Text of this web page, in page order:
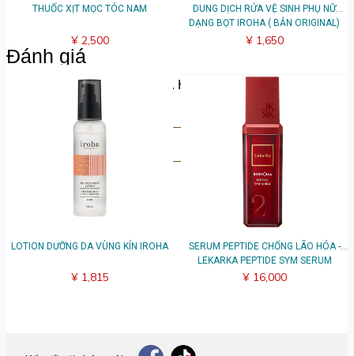
Đánh giá
Hãy chia sẻ suy nghĩ của bạn. Hãy là người đầu tiên để lại
bài đánh giá.
Viết đánh giá
THUỐC XỊT MỌC TÓC NAM
¥ 2,500
LOTION DƯỠNG DA VÙNG KÍN IROHA
¥ 1,815
DUNG DỊCH RỬA VỆ SINH PHỤ NỮ
DẠNG BỌT IROHA ( BẢN ORIGINAL)
¥ 1,650
SERUM PEPTIDE CHỐNG LÃO HÓA -
LEKARKA PEPTIDE SYM SERUM
¥ 16,000